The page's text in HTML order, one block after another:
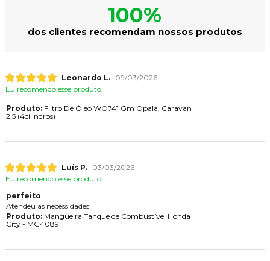
100%
dos clientes recomendam nossos produtos
Leonardo L.
09/03/2026
Eu recomendo esse produto.
Produto:Filtro De Óleo WO741 Gm Opala, Caravan
2.5 (4cilindros)
Luís P.
03/03/2026
Eu recomendo esse produto.
perfeito
Atendeu as necessidades
Produto:Mangueira Tanque de Combustível Honda
City - MG4089